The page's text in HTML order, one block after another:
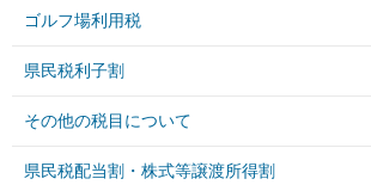
ゴルフ場利用税
県民税利子割
その他の税目について
県民税配当割・株式等譲渡所得割